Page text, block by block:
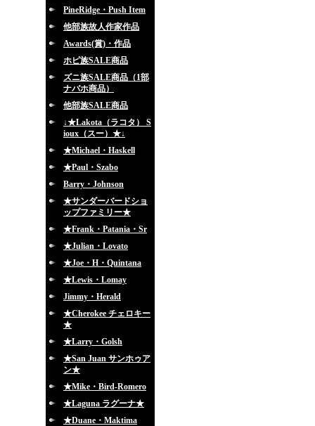
PineRidge・Push Item
他部族故人作家作品
Awards(賞)・作品
ホピ族SALE商品
ズニ族SALE商品（1部
ナバホ商品）
他部族SALE商品
↓★Lakota（ラコタ） S
ioux（スー）★↓
★Michael・Haskell
★Paul・Szabo
Barry・Johnson
★サンダーバードショ
ップファミリー★
★Frank・Patania・Sr
★Julian・Lovato
★Joe・H・Quintana
★Lewis・Lomay
Jimmy・Herald
★Cherokee チェロキー
★
★Larry・Golsh
★San Juan サンホゥア
ン★
★Mike・Bird-Romero
★Laguna ラグーナ★
★Duane・Maktima